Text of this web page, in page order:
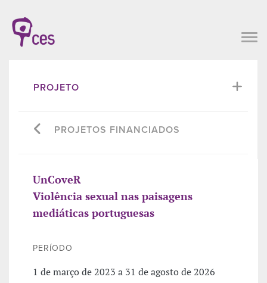
PROJETO
PROJETOS FINANCIADOS
UnCoveR
Violência sexual nas paisagens
mediáticas portuguesas
PERÍODO
1 de março de 2023 a 31 de agosto de 2026